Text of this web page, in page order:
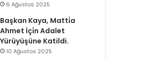
6 Ağustos 2025
Başkan Kaya, Matti̇a
Ahmet İçi̇n Adalet
Yürüyüşüne Katildi.
10 Ağustos 2025